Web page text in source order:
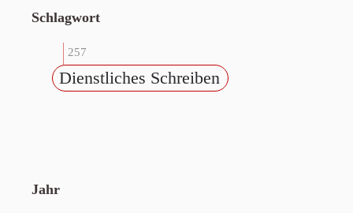
Schlagwort
257
Dienstliches Schreiben
Jahr